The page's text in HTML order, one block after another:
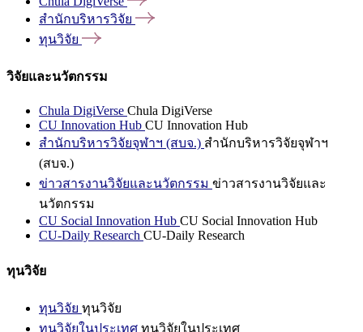
สำนักบริหารวิจัย
ทุนวิจัย
วิจัยและนวัตกรรม
Chula DigiVerse Chula DigiVerse
CU Innovation Hub CU Innovation Hub
สำนักบริหารวิจัยจุฬาฯ (สบจ.) สำนักบริหารวิจัยจุฬาฯ
(สบจ.)
ข่าวสารงานวิจัยและนวัตกรรม ข่าวสารงานวิจัยและ
นวัตกรรม
CU Social Innovation Hub CU Social Innovation Hub
CU-Daily Research CU-Daily Research
ทุนวิจัย
ทุนวิจัย ทุนวิจัย
ทุนวิจัยในประเทศ ทุนวิจัยในประเทศ